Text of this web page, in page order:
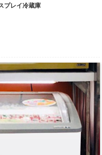
プレイ冷蔵庫
業。
プレイ画面。